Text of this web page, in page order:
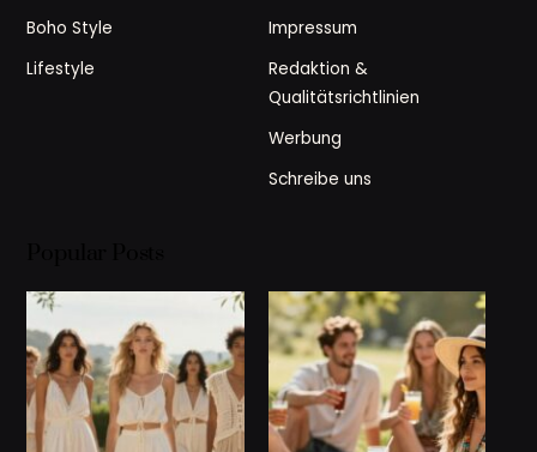
Boho Style
Lifestyle
Impressum
Redaktion &
Qualitätsrichtlinien
Werbung
Schreibe uns